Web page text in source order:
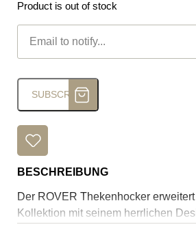
Product is out of stock
SUBSCRIBE
BESCHREIBUNG
Der ROVER Thekenhocker
Kollektion mit seinem herrlichen